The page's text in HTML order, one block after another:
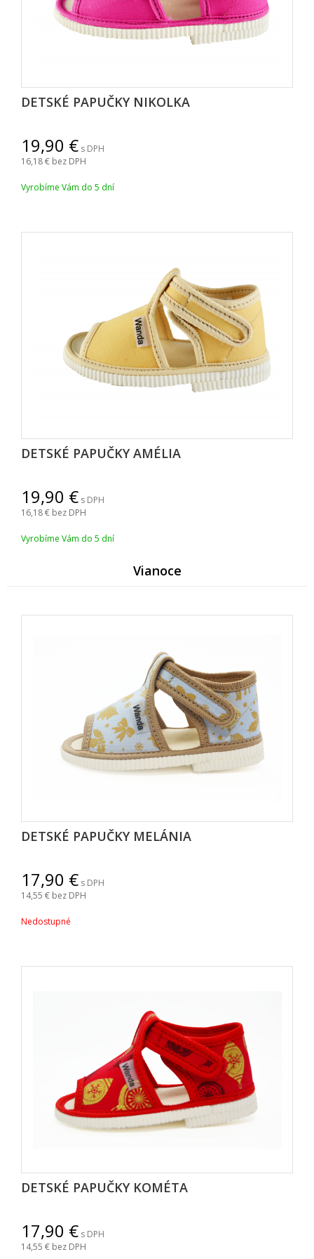
DETSKÉ PAPUČKY NIKOLKA
19,90
s DPH
16,18 bez DPH
Vyrobíme Vám do 5 dní
DETSKÉ PAPUČKY AMÉLIA
19,90
s DPH
16,18 bez DPH
Vyrobíme Vám do 5 dní
Vianoce
DETSKÉ PAPUČKY MELÁNIA
17,90
s DPH
14,55 bez DPH
Nedostupné
DETSKÉ PAPUČKY KOMÉTA
17,90
s DPH
14,55 bez DPH